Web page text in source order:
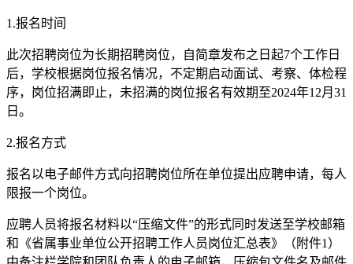
1.报名时间
此次招聘岗位为长期招聘岗位，自简章发布之日起7个工作日
后，学校根据岗位报名情况，不定期启动面试、考察、体检程
序，岗位招满即止，未招满的岗位报名有效期至2024年12月31
日。
2.报名方式
报名以电子邮件方式向招聘岗位所在单位提出应聘申请，每人
限报一个岗位。
应聘人员将报名材料以“压缩文件”的形式同时发送至学校邮箱
和《省属事业单位公开招聘工作人员岗位汇总表》（附件1）